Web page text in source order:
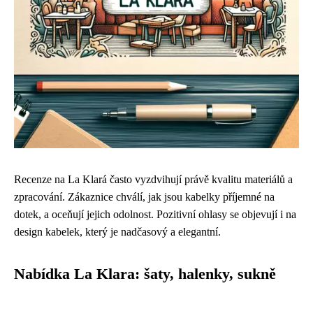
Recenze na La Klará často vyzdvihují právě kvalitu materiálů a
zpracování. Zákaznice chválí, jak jsou kabelky příjemné na
dotek, a oceňují jejich odolnost. Pozitivní ohlasy se objevují i na
design kabelek, který je nadčasový a elegantní.
Nabídka La Klara: šaty, halenky, sukně